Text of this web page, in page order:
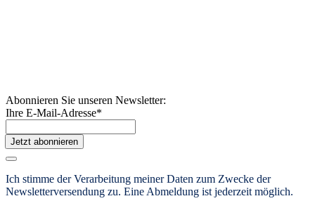
Abonnieren Sie unseren Newsletter:
Ihre E-Mail-Adresse*
Jetzt abonnieren
Ich stimme der Verarbeitung meiner Daten zum Zwecke der
Newsletterversendung zu. Eine Abmeldung ist jederzeit möglich.